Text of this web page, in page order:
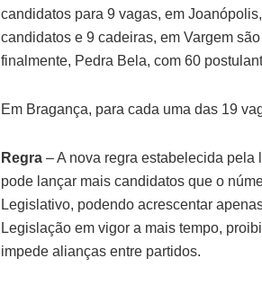
candidatos para 9 vagas, em
candidatos e 9 cadeiras, em Vargem
finalmente, Pedra Bela, com 60
Em Bragança, para cada uma das 19
Regra – A nova regra estabelecida
pode lançar mais candidatos que o
Legislativo, podendo acrescentar
Legislação em vigor a mais tempo,
impede alianças entre partidos.